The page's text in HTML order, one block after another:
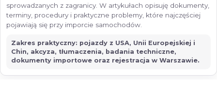
sprowadzanych z zagranicy. W artykułach opisuję dokumenty,
terminy, procedury i praktyczne problemy, które najczęściej
pojawiają się przy imporcie samochodów.
Zakres praktyczny: pojazdy z USA, Unii Europejskiej i
Chin, akcyza, tłumaczenia, badania techniczne,
dokumenty importowe oraz rejestracja w Warszawie.